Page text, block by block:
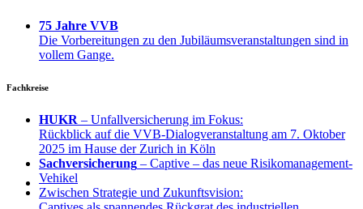
75 Jahre VVB
Die Vorbereitungen zu den Jubiläumsveranstaltungen sind in
vollem Gange.
Fachkreise
HUKR – Unfallversicherung im Fokus:
Rückblick auf die VVB-Dialogveranstaltung am 7. Oktober
2025 im Hause der Zurich in Köln
Sachversicherung – Captive – das neue Risikomanagement-
Vehikel
Zwischen Strategie und Zukunftsvision: